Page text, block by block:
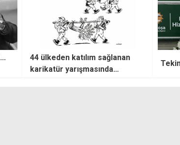
Tekin Birinci için son görev